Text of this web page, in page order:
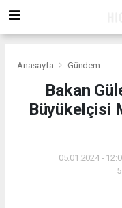
Anasayfa Gündem
Bakan
Büyükelçisi
05.01.2024 -